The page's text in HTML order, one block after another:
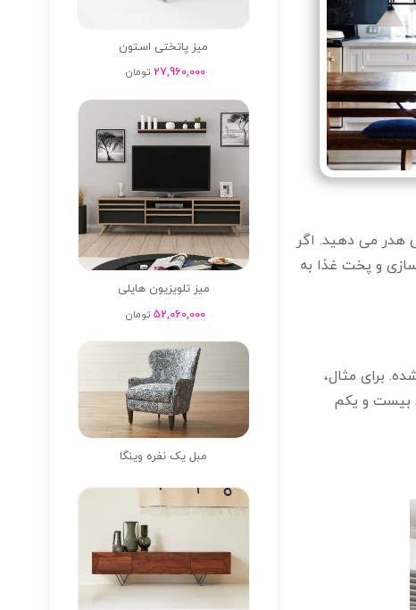
هدر می دهید. اگر
و پخت غذا به
برای مثال،
بیست و یکم
میز پاتختی استون
27,960,000 تومان
میز تلویزیون هایلی
52,060,000 تومان
مبل یک نفره وینگا